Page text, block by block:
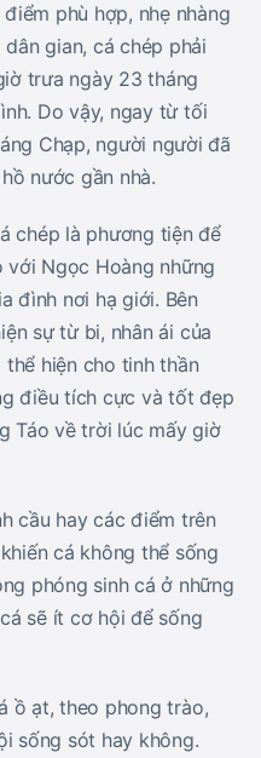
phù hợp, nhẹ nhàng
gian, cá chép phải
trưa ngày 23 tháng
Do vậy, ngay từ tối
Chạp, người người đã
nước gần nhà.
chép là phương tiện để
Ngọc Hoàng những
đình nơi hạ giới. Bên
sự từ bi, nhân ái của
hiện cho tinh thần
điều tích cực và tốt đẹp
Táo về trời lúc mấy giờ
cầu hay các điểm trên
cá không thể sống
phóng sinh cá ở những
sẽ ít cơ hội để sống
ồ ạt, theo phong trào,
sống sót hay không.